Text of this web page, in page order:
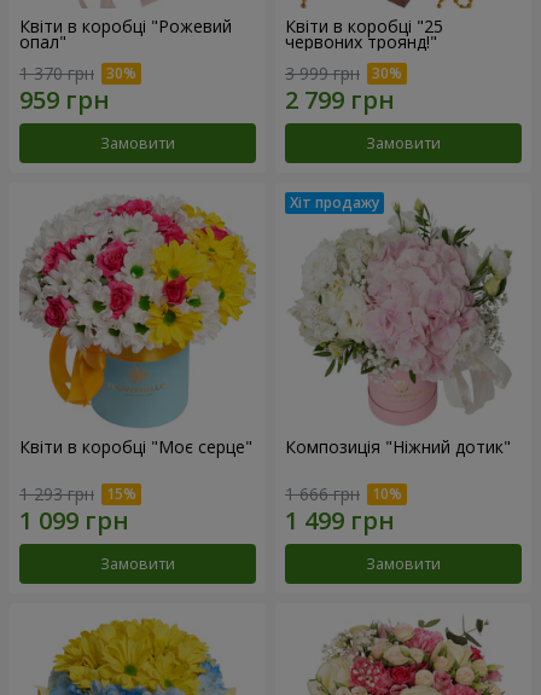
Квіти в коробці "Рожевий
опал"
1 370 грн
Замовити
Квіти в коробці "25
червоних троянд!"
3 999 грн
Замовити
Квіти в коробці "Моє серце"
1 293 грн
Замовити
Композиція "Ніжний дотик"
1 666 грн
Замовити